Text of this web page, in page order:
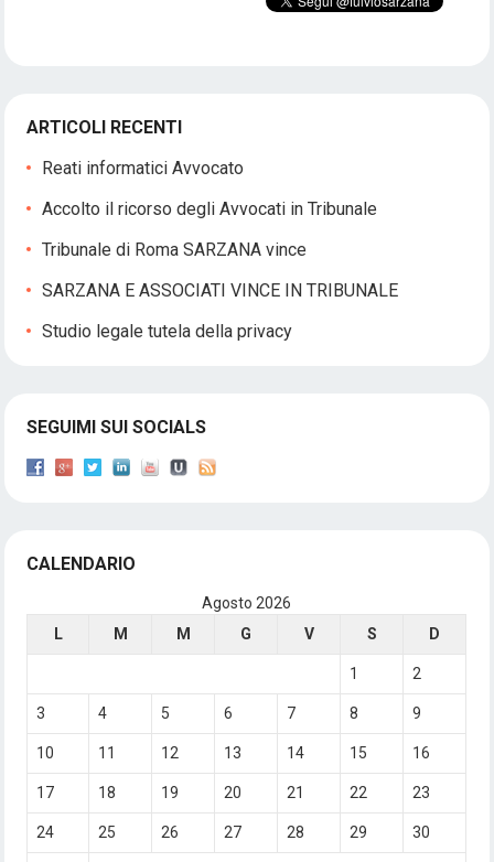
ARTICOLI RECENTI
Reati informatici Avvocato
Accolto il ricorso degli Avvocati in Tribunale
Tribunale di Roma SARZANA vince
SARZANA E ASSOCIATI VINCE IN TRIBUNALE
Studio legale tutela della privacy
SEGUIMI SUI SOCIALS
CALENDARIO
Agosto 2026
L
M M G V S D
1 2
3 4 5 6 7 8 9
10 11 12 13 14 15 16
17 18 19 20 21 22 23
24 25 26 27 28 29 30